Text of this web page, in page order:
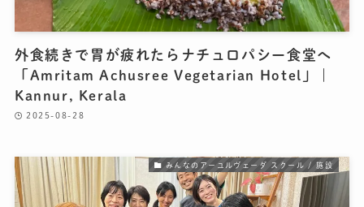
外食続きで胃が疲れたらナチュロパシー食堂へ
「Amritam Achusree Vegetarian Hotel」｜
Kannur, Kerala
2025-08-28
みんなのアーユルヴェーダ スクール / 施設